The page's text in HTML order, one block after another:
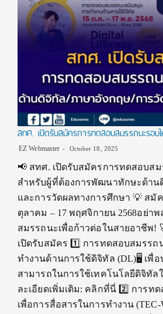
สทศ. เปิดรับสมัครการทดสอบสมรรถนะรอบ
EZ Webmaster October 18, 2025
📢 สทศ. เปิดรับสมัครการทดสอบส
สำหรับผู้ที่ต้องการพัฒนาทักษะด้าน
และการวัดผลทางการศึกษา 💡 สมั
ตุลาคม – 17 พฤศจิกายน 2568อย่า
สมรรถนะเพื่อก้าวต่อในสายอาชีพ!
เปิดรับสมัคร 1️⃣ การทดสอบสมรร
ทำงานด้านการใช้ดิจิทัล (DL)🖥️ เพื่อ
สามารถในการใช้เทคโนโลยีดิจิทัล
ละเอียดเพิ่มเติม: คลิกที่นี่ 2️⃣ การท
เพื่อการสื่อสารในการทำงาน